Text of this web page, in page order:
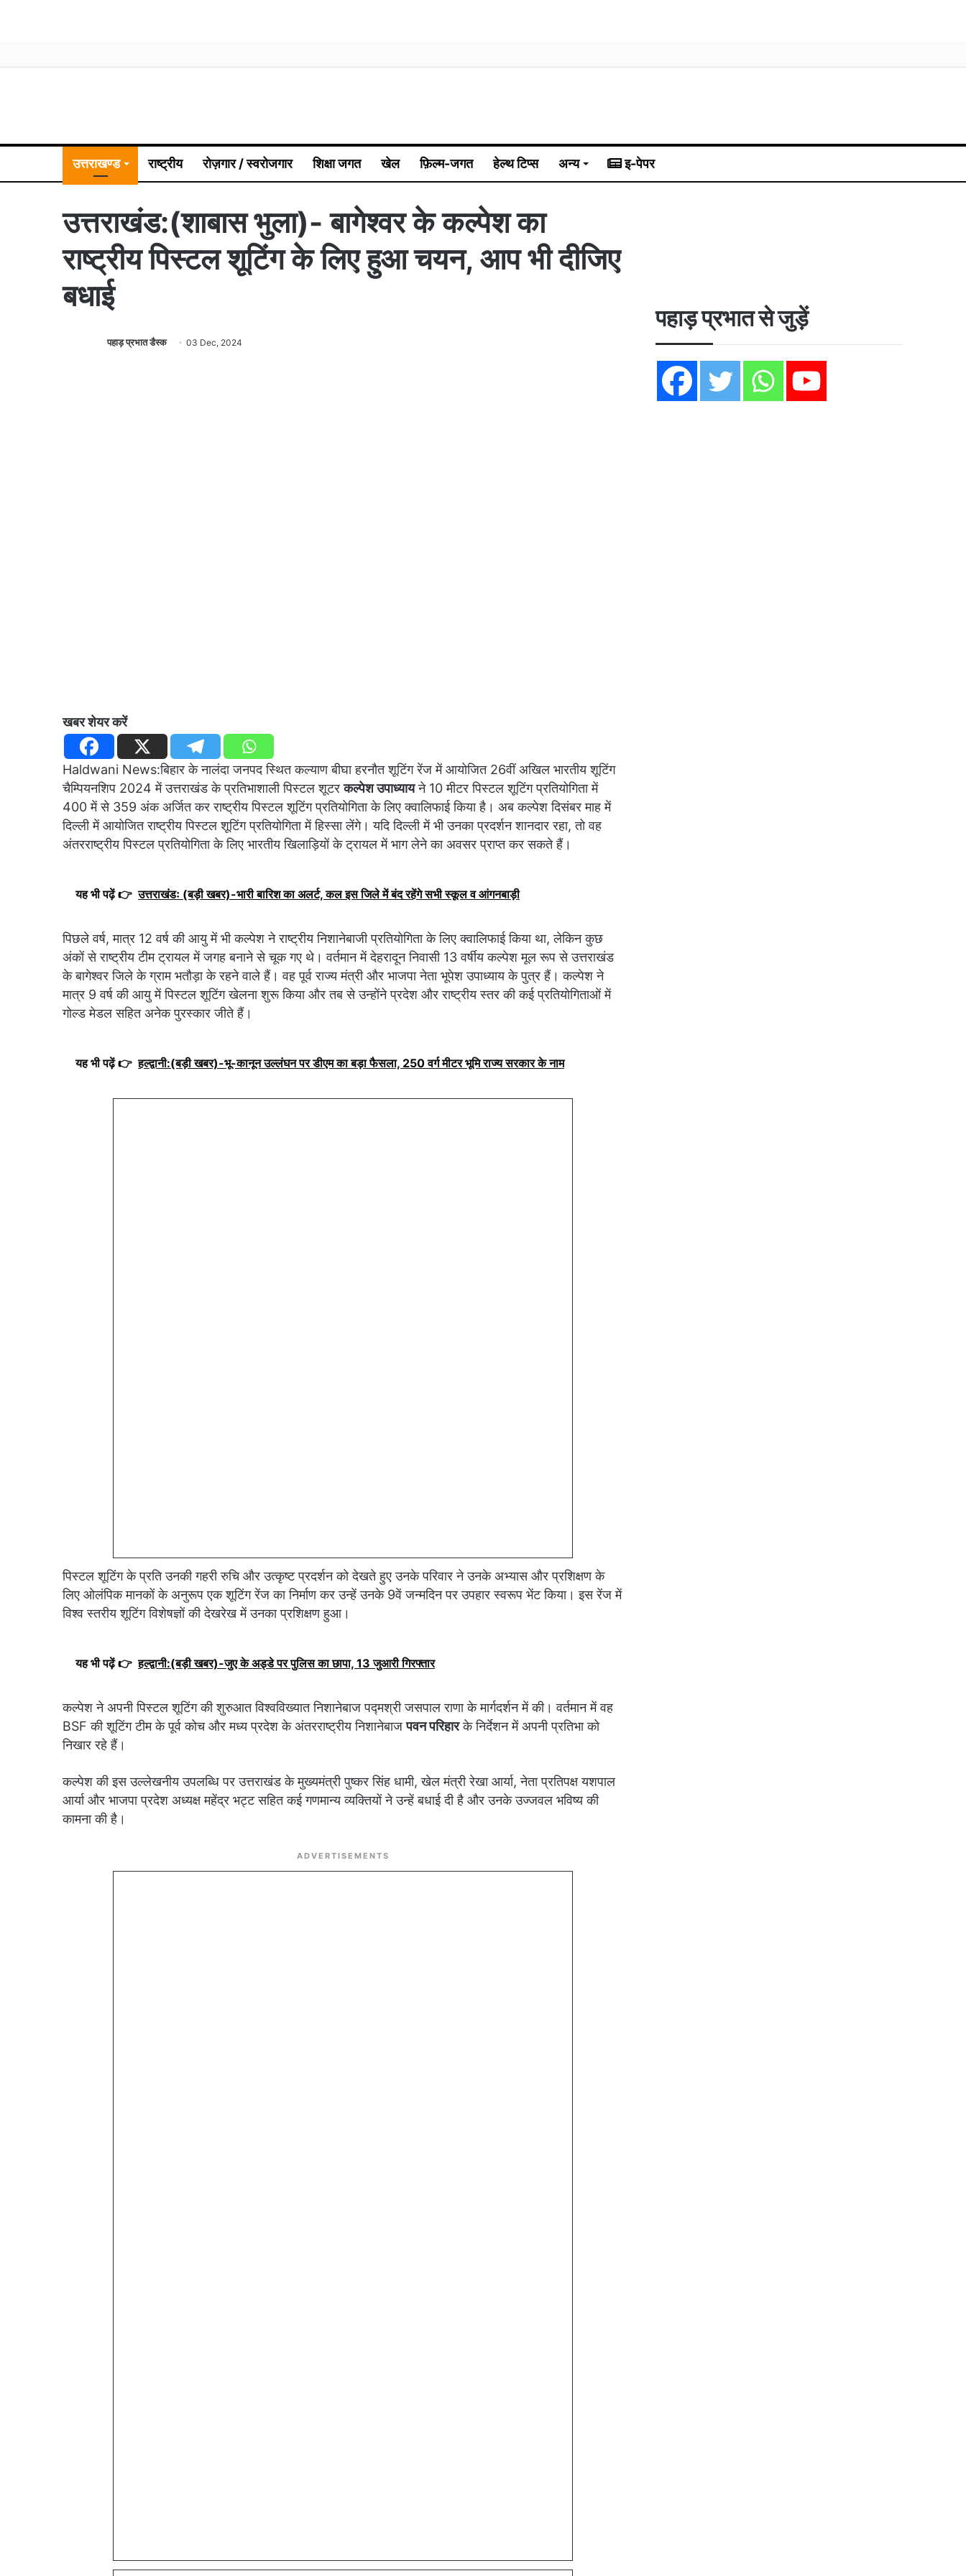
उत्तराखण्ड राष्ट्रीय रोज़गार / स्वरोजगार शिक्षा जगत खेल फ़िल्म-जगत हेल्थ टिप्स अन्य इ-पेपर
उत्तराखंड:(शाबास भुला)- बागेश्वर के कल्पेश का
राष्ट्रीय पिस्टल शूटिंग के लिए हुआ चयन, आप भी दीजिए
बधाई
पहाड़ प्रभात डैस्क 03 Dec, 2024
खबर शेयर करें
Haldwani News:बिहार के नालंदा जनपद स्थित कल्याण बीघा हरनौत शूटिंग रेंज में आयोजित 26वीं अखिल भारतीय शूटिंग
चैम्पियनशिप 2024 में उत्तराखंड के प्रतिभाशाली पिस्टल शूटरकल्पेश उपाध्यायने 10 मीटर पिस्टल शूटिंग प्रतियोगिता में
400 में से 359 अंक अर्जित कर राष्ट्रीय पिस्टल शूटिंग प्रतियोगिता के लिए क्वालिफाई किया है। अब कल्पेश दिसंबर माह में
दिल्ली में आयोजित राष्ट्रीय पिस्टल शूटिंग प्रतियोगिता में हिस्सा लेंगे। यदि दिल्ली में भी उनका प्रदर्शन शानदार रहा, तो वह
अंतरराष्ट्रीय पिस्टल प्रतियोगिता के लिए भारतीय खिलाड़ियों के ट्रायल में भाग लेने का अवसर प्राप्त कर सकते हैं।
यह भी पढ़ें 👉 उत्तराखंडः (बड़ी खबर)-भारी बारिश का अलर्ट, कल इस जिले में बंद रहेंगे सभी स्कूल व आंगनबाड़ी
पिछले वर्ष, मात्र 12 वर्ष की आयु में भी कल्पेश ने राष्ट्रीय निशानेबाजी प्रतियोगिता के लिए क्वालिफाई किया था, लेकिन कुछ
अंकों से राष्ट्रीय टीम ट्रायल में जगह बनाने से चूक गए थे। वर्तमान में देहरादून निवासी 13 वर्षीय कल्पेश मूल रूप से उत्तराखंड
के बागेश्वर जिले के ग्राम भतौड़ा के रहने वाले हैं। वह पूर्व राज्य मंत्री और भाजपा नेता भूपेश उपाध्याय के पुत्र हैं। कल्पेश ने
मात्र 9 वर्ष की आयु में पिस्टल शूटिंग खेलना शुरू किया और तब से उन्होंने प्रदेश और राष्ट्रीय स्तर की कई प्रतियोगिताओं में
गोल्ड मेडल सहित अनेक पुरस्कार जीते हैं।
यह भी पढ़ें 👉 हल्द्वानी:(बड़ी खबर)-भू-कानून उल्लंघन पर डीएम का बड़ा फैसला, 250 वर्ग मीटर भूमि राज्य सरकार के नाम
पिस्टल शूटिंग के प्रति उनकी गहरी रुचि और उत्कृष्ट प्रदर्शन को देखते हुए उनके परिवार ने उनके अभ्यास और प्रशिक्षण के
लिए ओलंपिक मानकों के अनुरूप एक शूटिंग रेंज का निर्माण कर उन्हें उनके 9वें जन्मदिन पर उपहार स्वरूप भेंट किया। इस रेंज में
विश्व स्तरीय शूटिंग विशेषज्ञों की देखरेख में उनका प्रशिक्षण हुआ।
यह भी पढ़ें 👉 हल्द्वानी:(बड़ी खबर)-जुए के अड्डे पर पुलिस का छापा, 13 जुआरी गिरफ्तार
कल्पेश ने अपनी पिस्टल शूटिंग की शुरुआत विश्वविख्यात निशानेबाज पद्मश्री जसपाल राणा के मार्गदर्शन में की। वर्तमान में वह
BSF की शूटिंग टीम के पूर्व कोच और मध्य प्रदेश के अंतरराष्ट्रीय निशानेबाजपवन परिहारके निर्देशन में अपनी प्रतिभा को
निखार रहे हैं।
कल्पेश की इस उल्लेखनीय उपलब्धि पर उत्तराखंड के मुख्यमंत्री पुष्कर सिंह धामी, खेल मंत्री रेखा आर्या, नेता प्रतिपक्ष यशपाल
आर्या और भाजपा प्रदेश अध्यक्ष महेंद्र भट्ट सहित कई गणमान्य व्यक्तियों ने उन्हें बधाई दी है और उनके उज्जवल भविष्य की
कामना की है।
ADVERTISEMENTS
पहाड़ प्रभात से जुड़ें